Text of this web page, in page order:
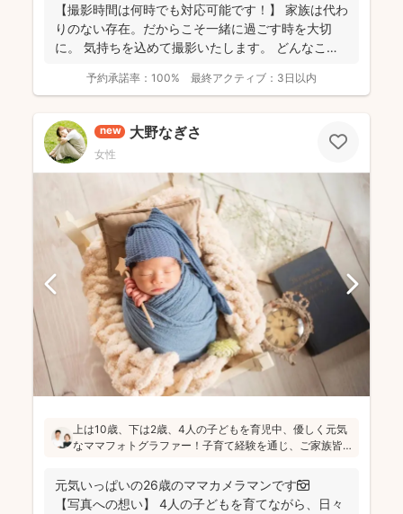
【撮影時間は何時でも対応可能です！】 家族は代わ
りのない存在。だからこそ一緒に過ごす時を大切
に。 気持ちを込めて撮影いたします。 どんなこと
予約承諾率： 100% 最終アクティブ： 3日以内
new 大野なぎさ
女性
上は10歳、下は2歳、4人の子どもを育児中、優しく元気
なママフォトグラファー！子育て経験を通じ、ご家族皆
ちを大切にしています！お子さんに無理がないよう、お
喋りしながら楽しく撮影していきます(^^)
元気いっぱいの26歳のママカメラマンです📷
【写真への想い】 4人の子どもを育てながら、日々